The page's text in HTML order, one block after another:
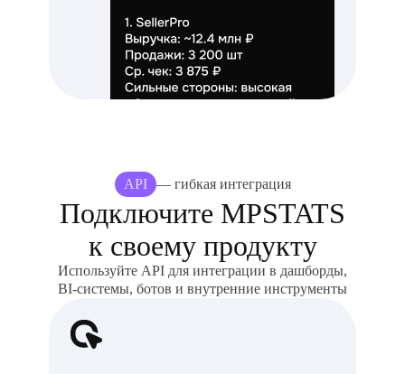
API — гибкая интеграция
Подключите MPSTATS
к своему продукту
Используйте API для интеграции в дашборды,
BI-системы, ботов и внутренние инструменты